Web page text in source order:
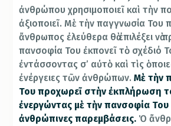
ἀνθρώπου χρησιμοποιεῖ καὶ τὴν
ἀξιοποιεῖ. Μὲ τὴν παγγνωσία Του
ἄνθρωπος ἐλεύθερα θὰ ἐπιλέξει νὰ
πανσοφία Του ἐκπονεῖ τὸ σχέδιό
ἐντάσσοντας σ’ αὐτὸ καὶ τὶς
ἐνέργειες τῶν ἀνθρώπων.Μὲ τὴν
Του προχωρεῖ στὴν ἐκπλήρωση
ἐνεργώντας μὲ τὴν πανσοφία Του
ἀνθρώπινες παρεμβάσεις. Ὁ